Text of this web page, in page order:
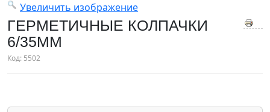
Увеличить изображение
ГЕРМЕТИЧНЫЕ КОЛПАЧКИ
6/35ММ
Код: 5502